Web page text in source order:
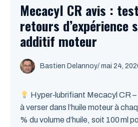
Mecacyl CR avis :
retours d’expérience
additif moteur
Bastien Delannoy/ mai 24,
Hyper‑lubrifiant Mecacyl CR
à verser dans l’huile moteur à
% du volume d’huile, soit 100 ml